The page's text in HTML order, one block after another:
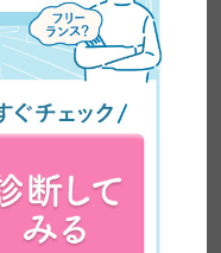
実績を積んでいこう
具体的にいうと「自
すかね。Photoshop